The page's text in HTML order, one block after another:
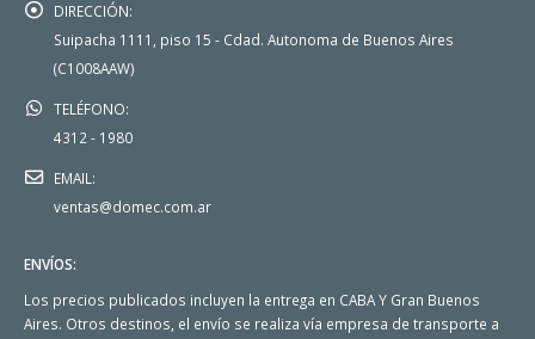
DIRECCIÓN:
Suipacha 1111, piso 15 - Cdad. Autonoma de Buenos Aires
(C1008AAW)
TELÉFONO:
4312 - 1980
EMAIL:
ventas@domec.com.ar
ENVÍOS:
Los precios publicados incluyen la entrega en CABA Y Gran Buenos
Aires. Otros destinos, el envío se realiza vía empresa de transporte a